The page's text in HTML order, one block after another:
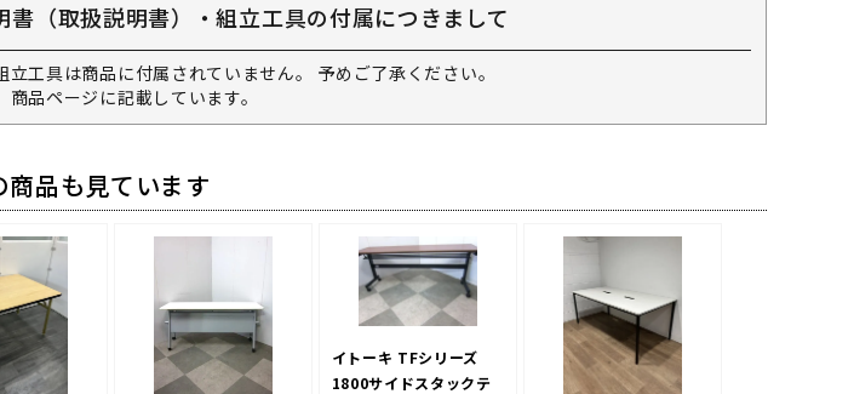
書（取扱説明書）・組立工具の付属につきまして
工具は商品に付属されていません。 予めご了承ください。
品ページに記載しています。
品も見ています
イトーキ TFシリーズ
1800サイドスタックテ